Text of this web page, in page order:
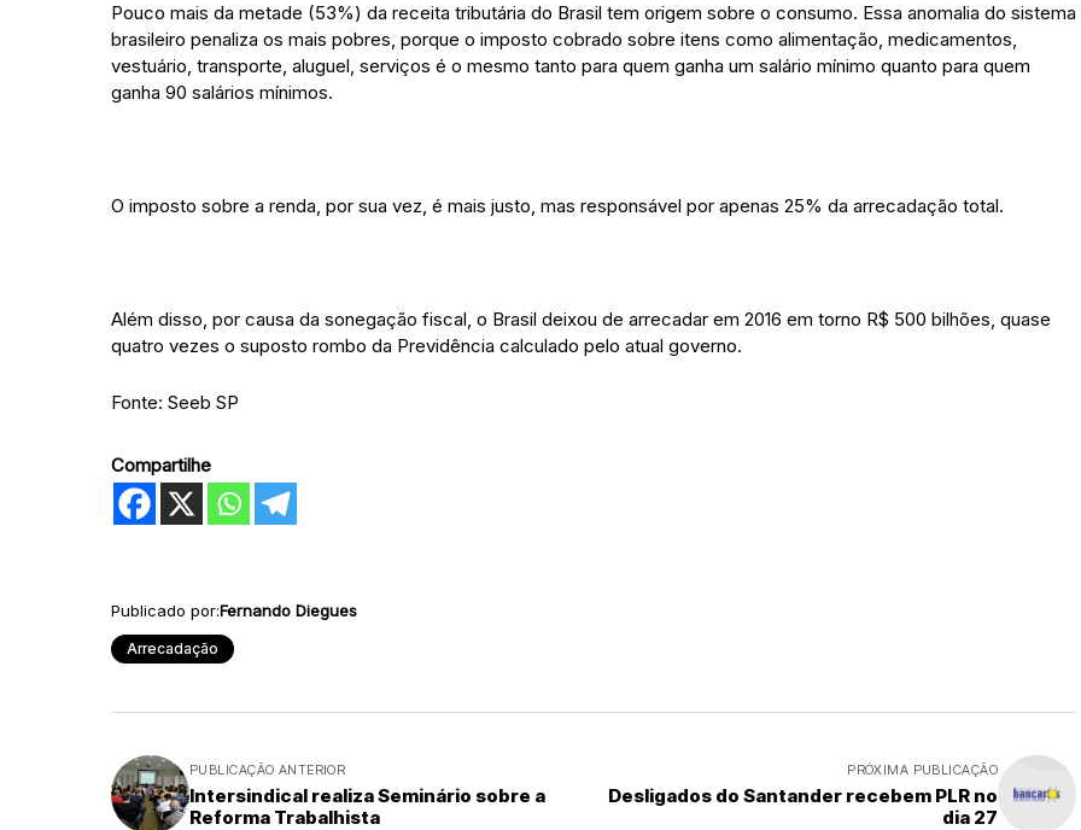
Pouco mais da metade (53%) da receita tributária do Brasil tem origem sobre o consumo. Essa anomalia do sistema
brasileiro penaliza os mais pobres, porque o imposto cobrado sobre itens como alimentação, medicamentos,
vestuário, transporte, aluguel, serviços é o mesmo tanto para quem ganha um salário mínimo quanto para quem
ganha 90 salários mínimos.
O imposto sobre a renda, por sua vez, é mais justo, mas responsável por apenas 25% da arrecadação total.
Além disso, por causa da sonegação fiscal, o Brasil deixou de arrecadar em 2016 em torno R$ 500 bilhões, quase
quatro vezes o suposto rombo da Previdência calculado pelo atual governo.
Fonte: Seeb SP
Compartilhe
Publicado por:Fernando Diegues
Arrecadação
PUBLICAÇÃO ANTERIOR
Intersindical realiza Seminário sobre a
Reforma Trabalhista
PRÓXIMA PUBLICAÇÃO
Desligados do Santander recebem PLR no
dia 27